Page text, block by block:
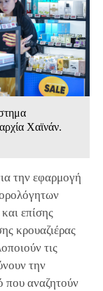
Χαϊνάν.
την εφαρμογή
επίσης
κρουαζιέρας
τις
την
που αναζητούν